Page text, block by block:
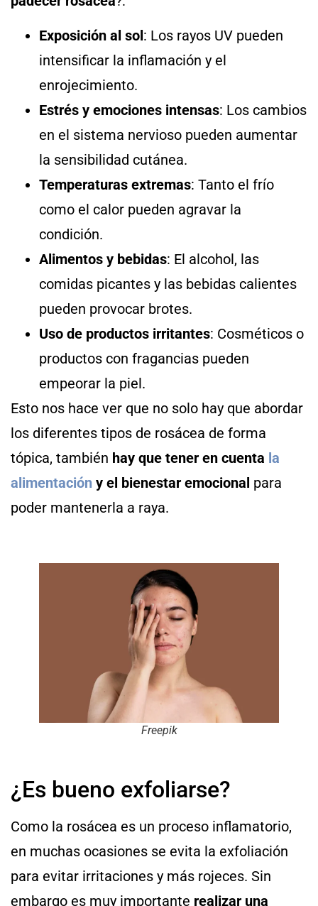
Exposición al sol: Los rayos UV pueden
intensificar la inflamación y el
enrojecimiento.
Estrés y emociones intensas: Los cambios
en el sistema nervioso pueden aumentar
la sensibilidad cutánea.
Temperaturas extremas: Tanto el frío
como el calor pueden agravar la
condición.
Alimentos y bebidas: El alcohol, las
comidas picantes y las bebidas calientes
pueden provocar brotes.
Uso de productos irritantes: Cosméticos o
productos con fragancias pueden
empeorar la piel.
Esto nos hace ver que no solo hay que abordar
los diferentes tipos de rosácea de forma
tópica, también hay que tener en cuenta la
alimentación y el bienestar emocional para
poder mantenerla a raya.
Freepik
¿Es bueno exfoliarse?
Como la rosácea es un proceso inflamatorio,
en muchas ocasiones se evita la exfoliación
para evitar irritaciones y más rojeces. Sin
embargo es muy importante realizar una